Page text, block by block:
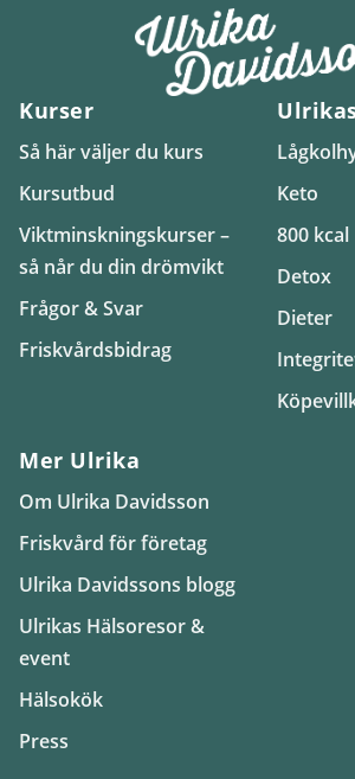
Kurser
Så här väljer du kurs
Kursutbud
Viktminskningskurser –
så når du din drömvikt
Frågor & Svar
Friskvårdsbidrag
Keto
800 kcal
Detox
Dieter
Mer Ulrika
Om Ulrika Davidsson
Friskvård för företag
Ulrika Davidssons blogg
Ulrikas Hälsoresor &
event
Hälsokök
Press